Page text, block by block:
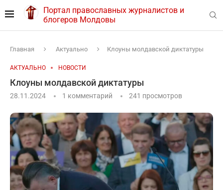
Портал православных журналистов и
блогеров Молдовы
Главная Актуально Клоуны молдавской диктатуры
АКТУАЛЬНО НОВОСТИ
Клоуны молдавской диктатуры
28.11.2024 1 комментарий 241 просмотров